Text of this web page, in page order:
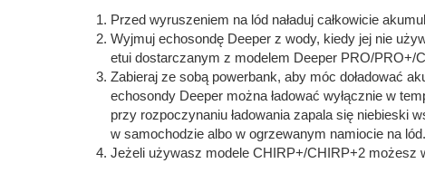
Przed wyruszeniem na lód naładuj całkowicie
Wyjmuj echosondę Deeper z wody, kiedy jej nie
etui dostarczanym z modelem Deeper PRO/PRO+/
Zabieraj ze sobą powerbank, aby móc doładować
echosondy Deeper można ładować wyłącznie w
przy rozpoczynaniu ładowania zapala się niebieski
w samochodzie albo w ogrzewanym namiocie na lód.
Jeżeli używasz modele CHIRP+/CHIRP+2 możesz